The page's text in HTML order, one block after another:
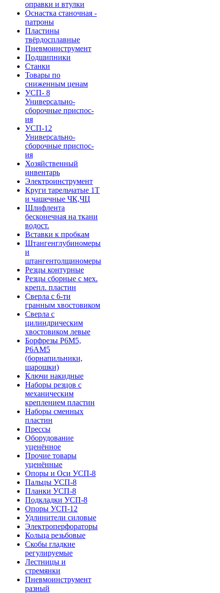
оправки и втулки
Оснастка станочная -
патроны
Пластины
твёрдосплавные
Пневмоинструмент
Подшипники
Станки
Товары по
сниженным ценам
УСП- 8
Универсально-
сборочные приспос-
ия
УСП-12
Универсально-
сборочные приспос-
ия
Хозяйственный
инвентарь
Электроинструмент
Круги тарельчатые 1Т
и чашечные ЧК,ЧЦ
Шлифлента
бесконечная на ткани
водост.
Вставки к пробкам
Штангенглубиномеры
и
штангентолщиномеры
Резцы контурные
Резцы сборные с мех.
крепл. пластин
Сверла с 6-ти
гранным хвостовиком
Сверла с
цилиндрическим
хвостовиком левые
Борфрезы Р6М5,
Р6АМ5
(борнапильники,
шарошки)
Ключи накидные
Наборы резцов с
механическим
креплением пластин
Наборы сменных
пластин
Прессы
Оборудование
уценённое
Прочие товары
уценённые
Опоры и Оси УСП-8
Пальцы УСП-8
Планки УСП-8
Подкладки УСП-8
Опоры УСП-12
Удлинители силовые
Электроперфораторы
Кольца резьбовые
Скобы гладкие
регулируемые
Лестницы и
стремянки
Пневмоинструмент
разный